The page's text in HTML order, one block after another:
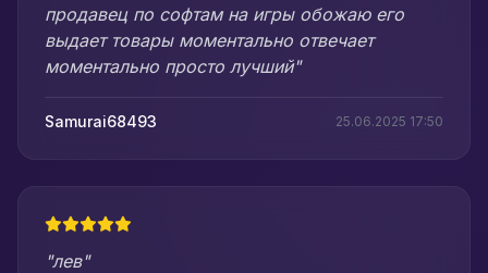
продавец по софтам на игры обожаю его
выдает товары моментально отвечает
моментально просто лучший"
Samurai68493 25.06.2025 17:50
"лев"